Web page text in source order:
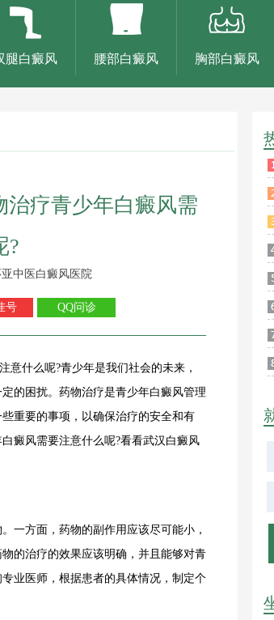
腿白癜风 腰部白癜风 胸部白癜风
治疗青少年白癜风需
?
中医白癜风医院
号 QQ问诊
什么呢?青少年是我们社会的未来，
的困扰。药物治疗是青少年白癜风管理
重要的事项，以确保治疗的安全和有
癜风需要注意什么呢?看看武汉白癜风
方面，药物的副作用应该尽可能小，
的治疗的效果应该明确，并且能够对青
业医师，根据患者的具体情况，制定个